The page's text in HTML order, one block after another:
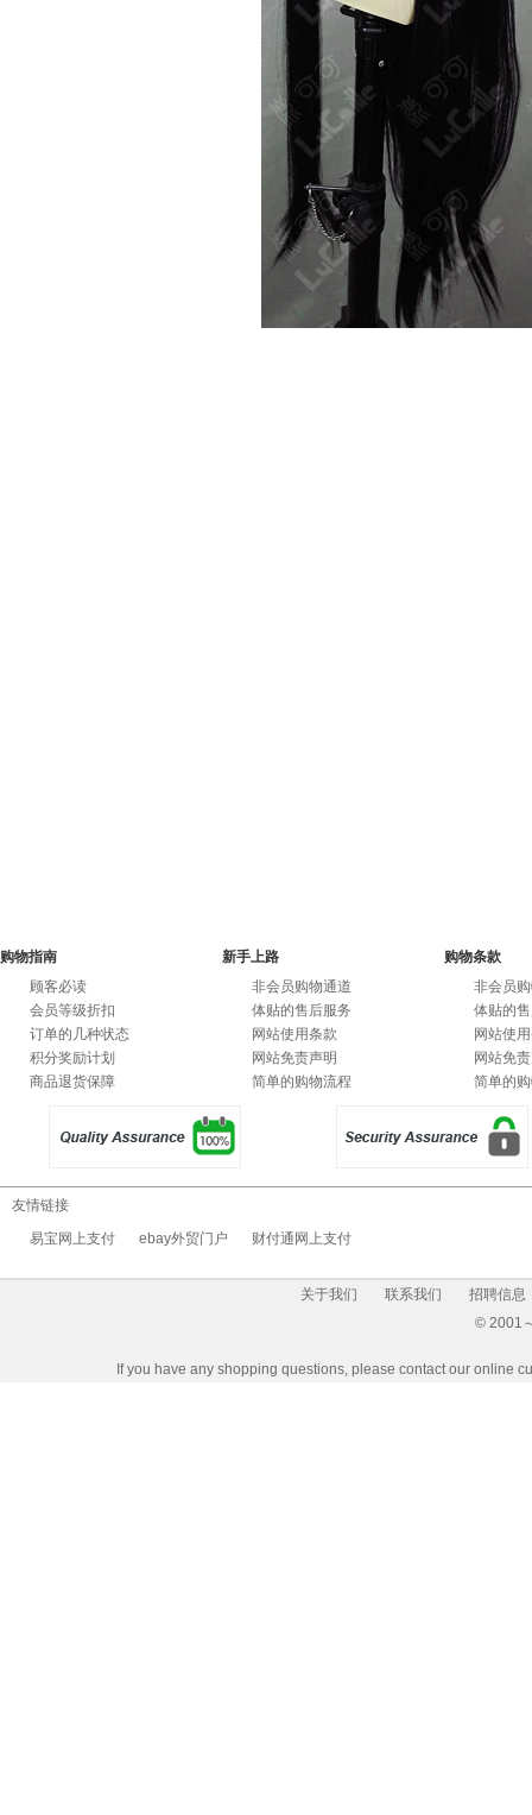
购物指南
顾客必读
会员等级折扣
订单的几种状态
积分奖励计划
商品退货保障
新手上路
非会员购物通道
体贴的售后服务
网站使用条款
网站免责声明
简单的购物流程
购物条款
非会员
体贴的
网站使
网站免
简单的
友情链接
易宝网上支付
ebay外贸门户 财付通网上支付
关于我们 联系我们
招聘信息
© 2001
If you have any shopping questions, please contact our online